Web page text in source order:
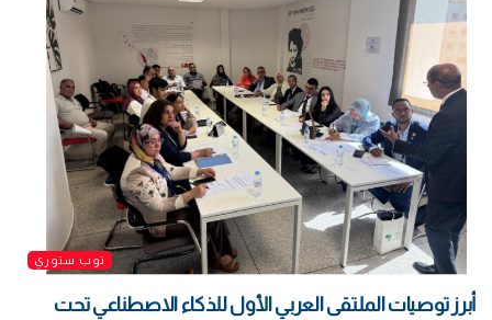
توب ستوري
أبرز توصيات الملتقى العربي الأول للذكاء الاصطناعي تحت